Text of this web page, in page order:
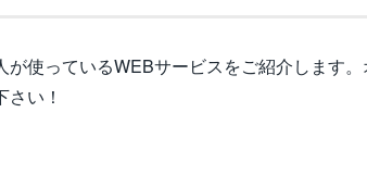
が使っているWEBサービスをご紹介します
い！